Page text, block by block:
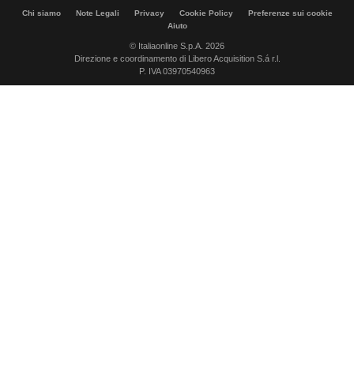
Chi siamo Note Legali Privacy Cookie Policy
Preferenze sui cookie
Aiuto
© Italiaonline S.p.A. 2026
Direzione e coordinamento di Libero Acquisition S.á r.l.
P. IVA 03970540963